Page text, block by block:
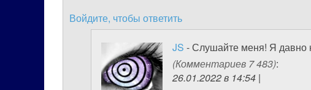
Войдите, чтобы ответить
JS - Слушайте меня! Я давно
(Комментариев 7 483):
26.01.2022 в 14:54 |